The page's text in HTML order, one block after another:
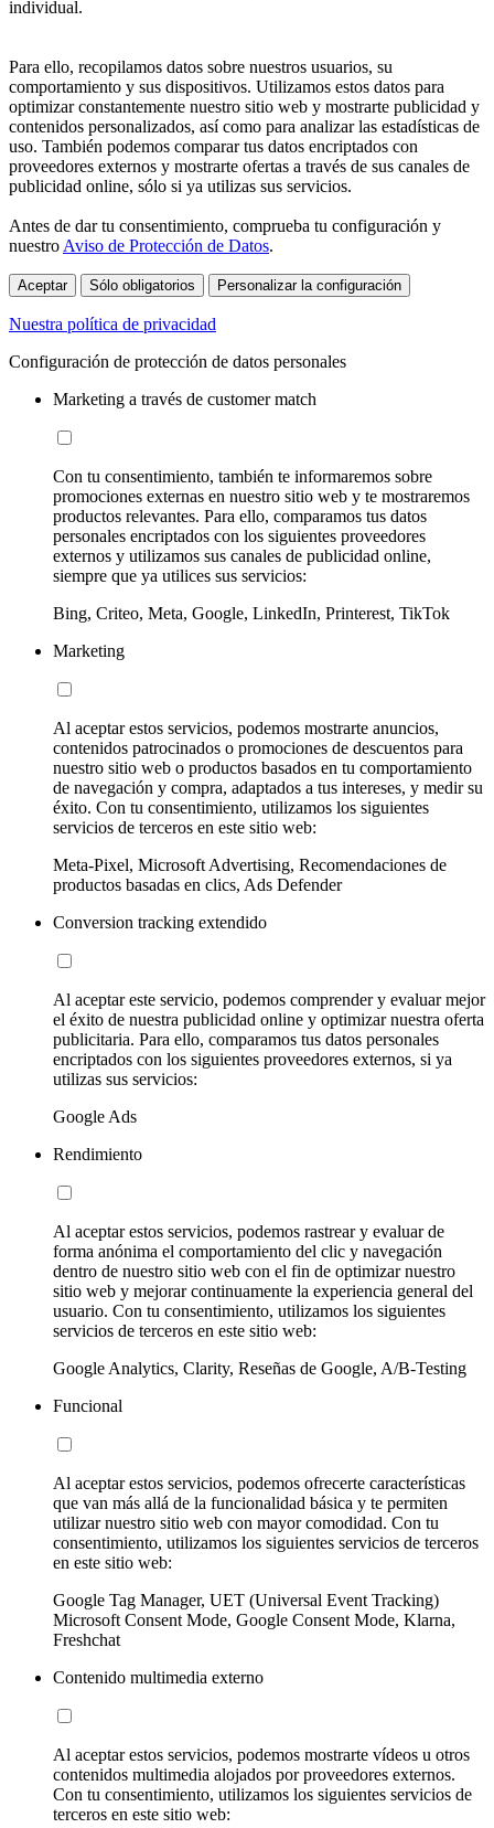
individual.
Para ello, recopilamos datos sobre nuestros usuarios, su
comportamiento y sus dispositivos. Utilizamos estos datos para
optimizar constantemente nuestro sitio web y mostrarte publicidad y
contenidos personalizados, así como para analizar las estadísticas de
uso. También podemos comparar tus datos encriptados con
proveedores externos y mostrarte ofertas a través de sus canales de
publicidad online, sólo si ya utilizas sus servicios.
Antes de dar tu consentimiento, comprueba tu configuración y
nuestro Aviso de Protección de Datos.
Aceptar Sólo obligatorios Personalizar la configuración
Nuestra política de privacidad
Configuración de protección de datos personales
Marketing a través de customer match
Con tu consentimiento, también te informaremos sobre
promociones externas en nuestro sitio web y te mostraremos
productos relevantes. Para ello, comparamos tus datos
personales encriptados con los siguientes proveedores
externos y utilizamos sus canales de publicidad online,
siempre que ya utilices sus servicios:
Bing, Criteo, Meta, Google, LinkedIn, Printerest, TikTok
Marketing
Al aceptar estos servicios, podemos mostrarte anuncios,
contenidos patrocinados o promociones de descuentos para
nuestro sitio web o productos basados en tu comportamiento
de navegación y compra, adaptados a tus intereses, y medir su
éxito. Con tu consentimiento, utilizamos los siguientes
servicios de terceros en este sitio web:
Meta-Pixel, Microsoft Advertising, Recomendaciones de
productos basadas en clics, Ads Defender
Conversion tracking extendido
Al aceptar este servicio, podemos comprender y evaluar mejor
el éxito de nuestra publicidad online y optimizar nuestra oferta
publicitaria. Para ello, comparamos tus datos personales
encriptados con los siguientes proveedores externos, si ya
utilizas sus servicios:
Google Ads
Rendimiento
Al aceptar estos servicios, podemos rastrear y evaluar de
forma anónima el comportamiento del clic y navegación
dentro de nuestro sitio web con el fin de optimizar nuestro
sitio web y mejorar continuamente la experiencia general del
usuario. Con tu consentimiento, utilizamos los siguientes
servicios de terceros en este sitio web:
Google Analytics, Clarity, Reseñas de Google, A/B-Testing
Funcional
Al aceptar estos servicios, podemos ofrecerte características
que van más allá de la funcionalidad básica y te permiten
utilizar nuestro sitio web con mayor comodidad. Con tu
consentimiento, utilizamos los siguientes servicios de terceros
en este sitio web:
Google Tag Manager, UET (Universal Event Tracking)
Microsoft Consent Mode, Google Consent Mode, Klarna,
Freshchat
Contenido multimedia externo
Al aceptar estos servicios, podemos mostrarte vídeos u otros
contenidos multimedia alojados por proveedores externos.
Con tu consentimiento, utilizamos los siguientes servicios de
terceros en este sitio web: